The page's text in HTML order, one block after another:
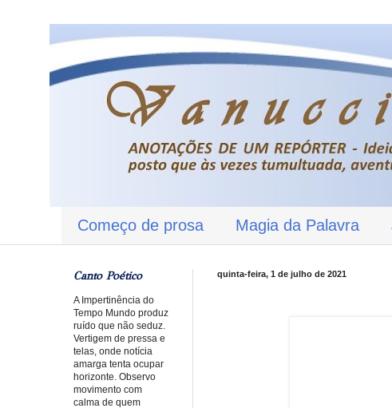
Começo de prosa Magia da Palavra
quinta-feira, 1 de julho de 2021
Canto Poético
A Impertinência do
Tempo Mundo produz
ruído que não seduz.
Vertigem de pressa e
telas, onde notícia
amarga tenta ocupar
horizonte. Observo
movimento com
calma de quem